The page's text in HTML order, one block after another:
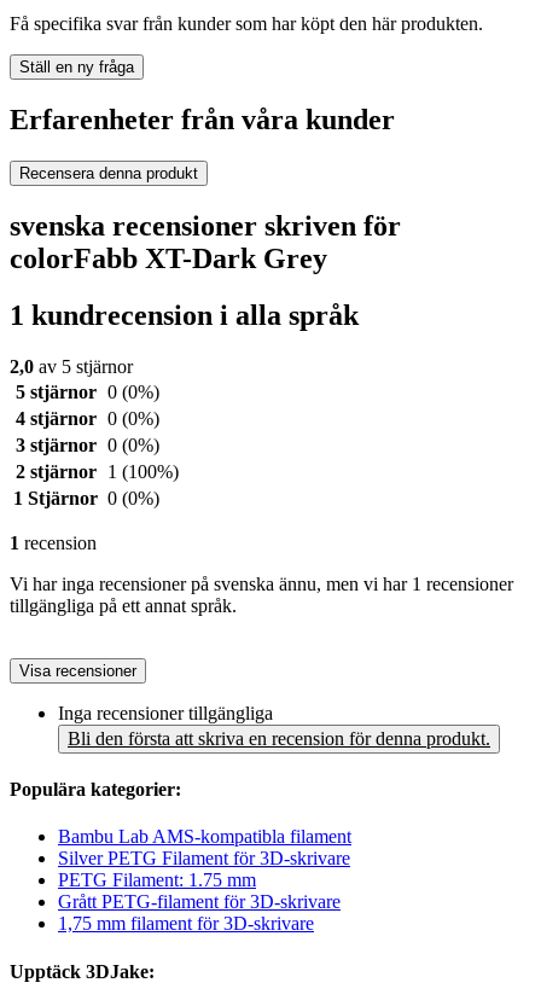
Få specifika svar från kunder som har köpt den här produkten.
Ställ en ny fråga
Erfarenheter från våra kunder
Recensera denna produkt
svenska recensioner skriven för
colorFabb XT-Dark Grey
1 kundrecension i alla språk
2,0 av 5 stjärnor
5 stjärnor 0 (0%)
4 stjärnor 0 (0%)
3 stjärnor 0 (0%)
2 stjärnor
1 (100%)
1 Stjärnor 0 (0%)
1 recension
Vi har inga recensioner på svenska ännu, men vi har 1 recensioner
tillgängliga på ett annat språk.
Visa recensioner
Inga recensioner tillgängliga
Bli den första att skriva en recension för denna produkt.
Populära kategorier:
Bambu Lab AMS-kompatibla filament
Silver PETG Filament för 3D-skrivare
PETG Filament: 1.75 mm
Grått PETG-filament för 3D-skrivare
1,75 mm filament för 3D-skrivare
Upptäck 3DJake: